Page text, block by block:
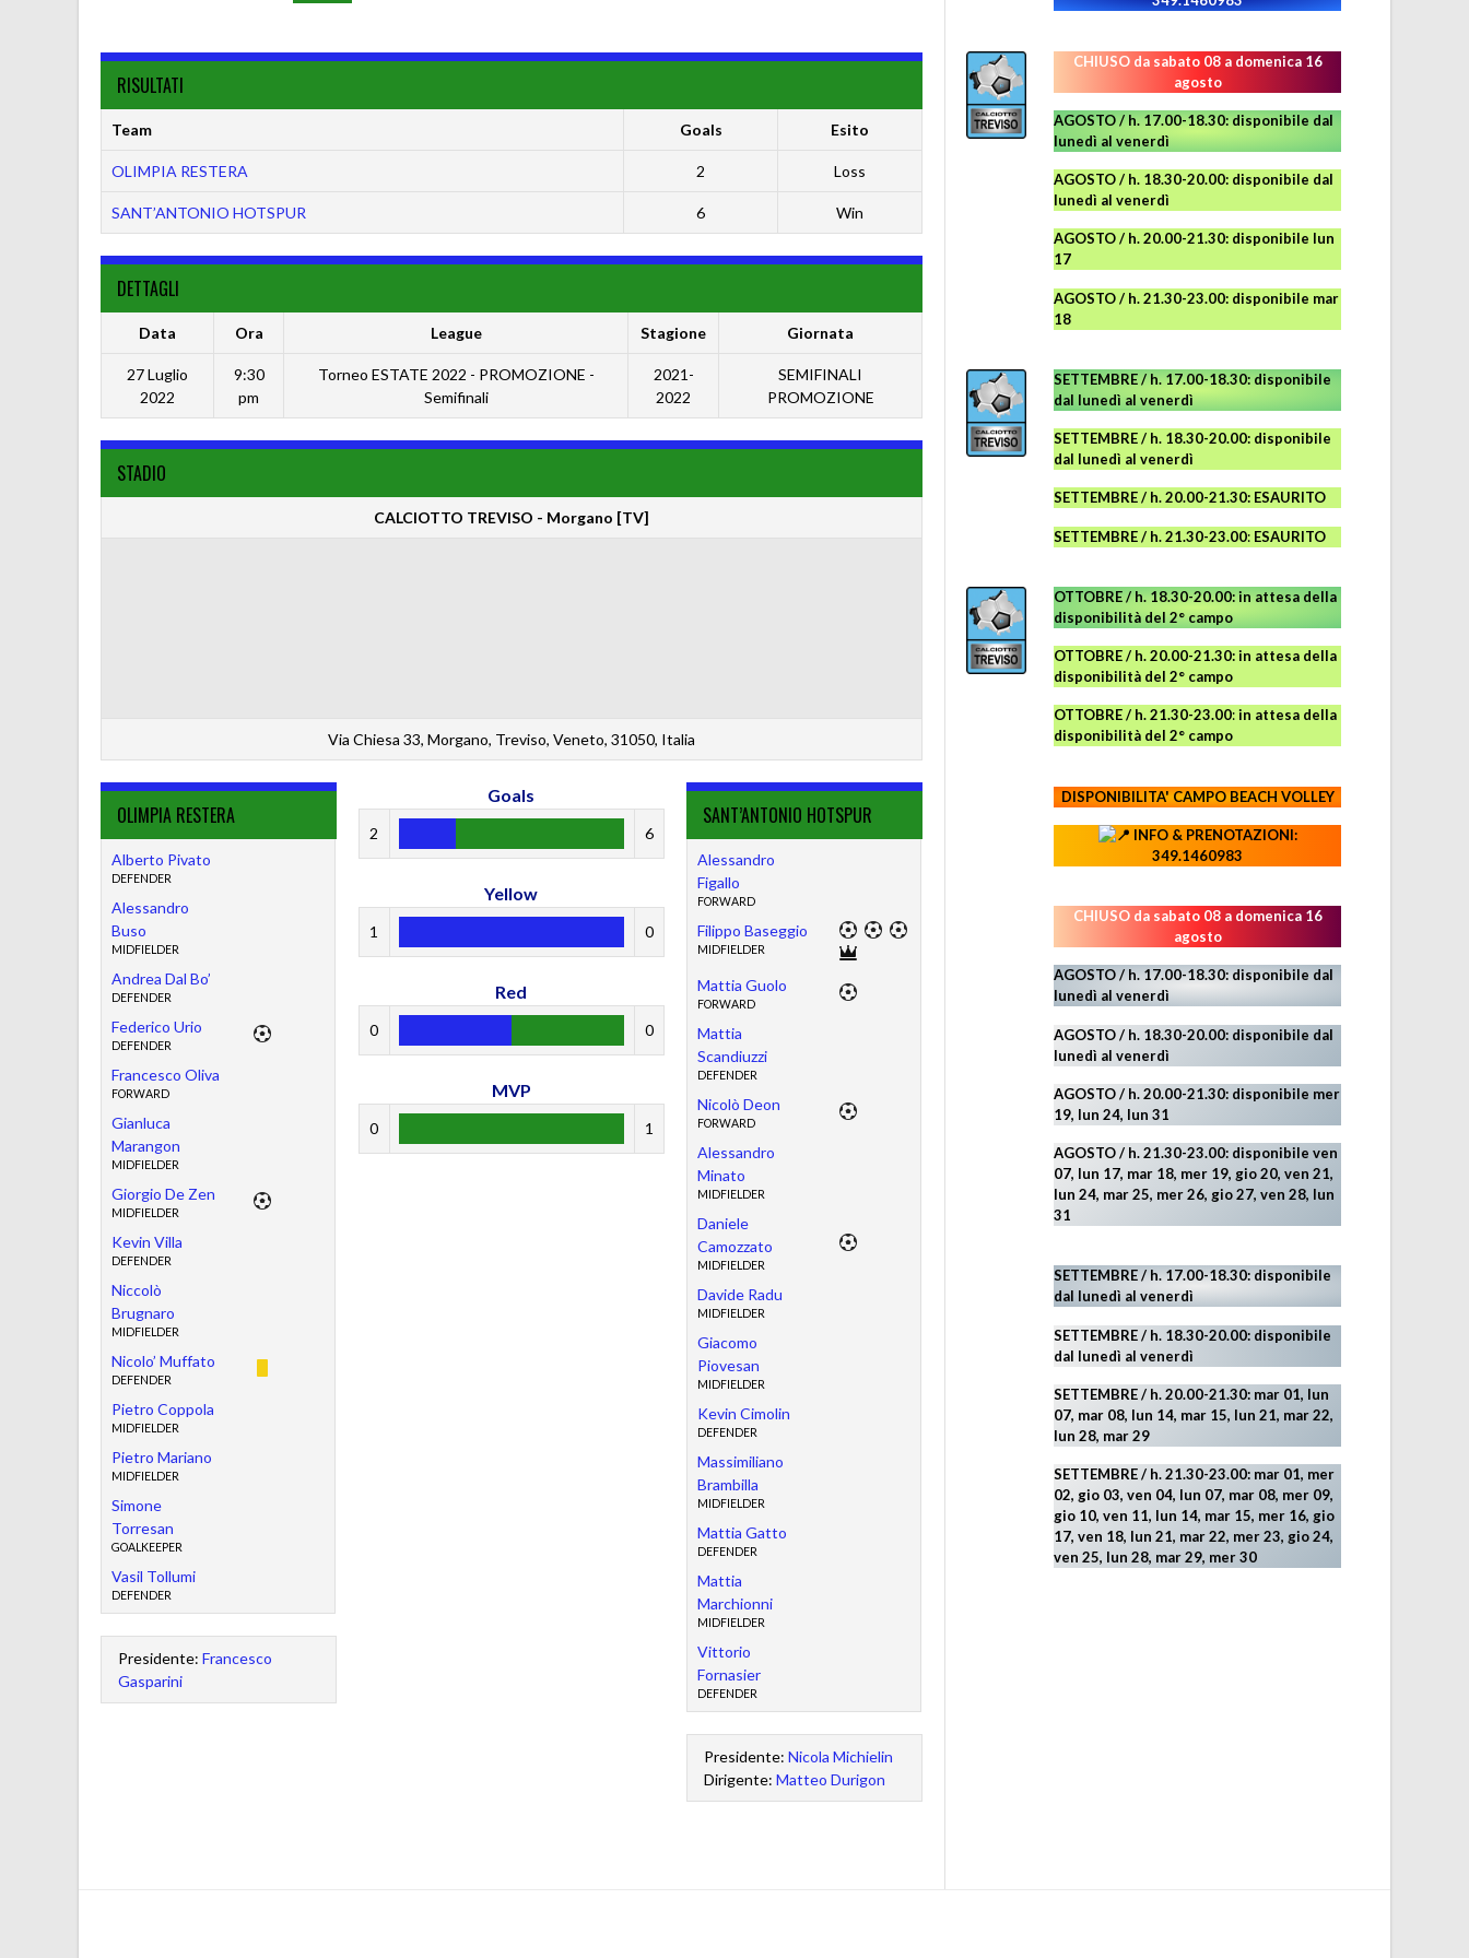
RISULTATI
Team Goals Esito
OLIMPIA RESTERA 2 Loss
SANT’ANTONIO HOTSPUR 6 Win
DETTAGLI
Data Ora League Stagione Giornata
27 Luglio
2022
9:30
pm
Torneo ESTATE 2022 - PROMOZIONE -
Semifinali
2021-
2022
SEMIFINALI
PROMOZIONE
STADIO
CALCIOTTO TREVISO - Morgano [TV]
Via Chiesa 33, Morgano, Treviso, Veneto, 31050, Italia
OLIMPIA RESTERA
Alberto Pivato
DEFENDER
Alessandro
Buso
MIDFIELDER
Andrea Dal Bo’
DEFENDER
Federico Urio
DEFENDER
Francesco Oliva
FORWARD
Gianluca
Marangon
MIDFIELDER
Giorgio De Zen
MIDFIELDER
Kevin Villa
DEFENDER
Niccolò
Brugnaro
MIDFIELDER
Nicolo’ Muffato
DEFENDER
Pietro Coppola
MIDFIELDER
Pietro Mariano
MIDFIELDER
Simone
Torresan
GOALKEEPER
Vasil Tollumi
DEFENDER
Presidente: Francesco
Gasparini
SANT’ANTONIO HOTSPUR
Alessandro
Figallo
FORWARD
Filippo Baseggio
MIDFIELDER
Mattia Guolo
FORWARD
Mattia
Scandiuzzi
DEFENDER
Nicolò Deon
FORWARD
Alessandro
Minato
MIDFIELDER
Daniele
Camozzato
MIDFIELDER
Davide Radu
MIDFIELDER
Giacomo
Piovesan
MIDFIELDER
Kevin Cimolin
DEFENDER
Massimiliano
Brambilla
MIDFIELDER
Mattia Gatto
DEFENDER
Mattia
Marchionni
MIDFIELDER
Vittorio
Fornasier
DEFENDER
Presidente:Nicola Michielin
Dirigente:Matteo Durigon
Goals
2 6
Yellow
1 0
Red
0 0
MVP
0 1
CHIUSO da sabato 08 a domenica 16
agosto
AGOSTO / h. 17.00-18.30: disponibile dal
lunedì al venerdì
AGOSTO/ h. 18.30-20.00: disponibile dal
lunedì al venerdì
AGOSTO / h. 20.00-21.30: disponibile lun
17
AGOSTO/ h. 21.30-23.00: disponibile mar
18
SETTEMBRE / h. 17.00-18.30: disponibile
dal lunedì al venerdì
SETTEMBRE / h. 18.30-20.00: disponibile
dal lunedì al venerdì
SETTEMBRE / h. 20.00-21.30: ESAURITO
SETTEMBRE / h. 21.30-23.00: ESAURITO
OTTOBRE / h. 18.30-20.00:in attesa della
disponibilità del 2° campo
OTTOBRE / h. 20.00-21.30:in attesa della
disponibilità del 2° campo
OTTOBRE / h. 21.30-23.00:in attesa della
disponibilità del 2° campo
DISPONIBILITA' CAMPOBEACH VOLLEY
INFO & PRENOTAZIONI:
349.1460983
CHIUSO da sabato 08 a domenica 16
agosto
AGOSTO / h. 17.00-18.30: disponibile dal
lunedì al venerdì
AGOSTO/ h. 18.30-20.00: disponibile dal
lunedì al venerdì
AGOSTO / h. 20.00-21.30: disponibile mer
19, lun 24, lun 31
AGOSTO/ h. 21.30-23.00: disponibile ven
07, lun 17, mar 18, mer 19, gio 20, ven 21,
lun 24, mar 25, mer 26, gio 27, ven 28, lun
31
SETTEMBRE / h. 17.00-18.30: disponibile
dal lunedì al venerdì
SETTEMBRE / h. 18.30-20.00: disponibile
dal lunedì al venerdì
SETTEMBRE / h. 20.00-21.30: mar 01, lun
07, mar 08, lun 14, mar 15, lun 21, mar 22,
lun 28, mar 29
SETTEMBRE / h. 21.30-23.00: mar 01, mer
02, gio 03, ven 04, lun 07, mar 08, mer 09,
gio 10, ven 11, lun 14, mar 15, mer 16, gio
17, ven 18, lun 21, mar 22, mer 23, gio 24,
ven 25, lun 28, mar 29, mer 30